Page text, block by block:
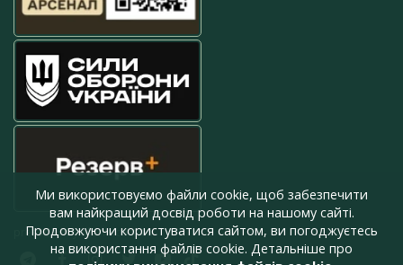
press@armyinform.com.ua
Ми використовуємо файли cookie, щоб забезпечити
вам найкращий досвід роботи на нашому сайті.
Продовжуючи користуватися сайтом, ви погоджуєтесь
на використання файлів cookie. Детальніше про